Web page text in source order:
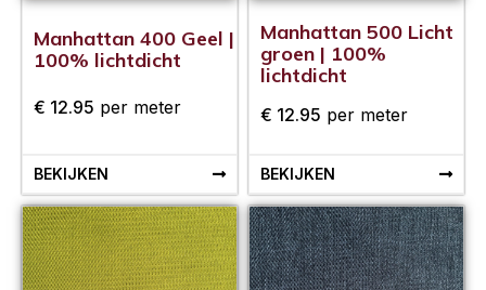
Manhattan 400 Geel |
100% lichtdicht
€ 12.95 per meter
BEKIJKEN
Manhattan 500 Licht
groen | 100%
lichtdicht
€ 12.95 per meter
BEKIJKEN